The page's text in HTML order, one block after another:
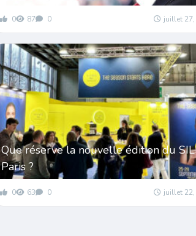
0 87 0 juillet
Que réserve la nouvelle édition du
Paris ?
0 63 0 juillet